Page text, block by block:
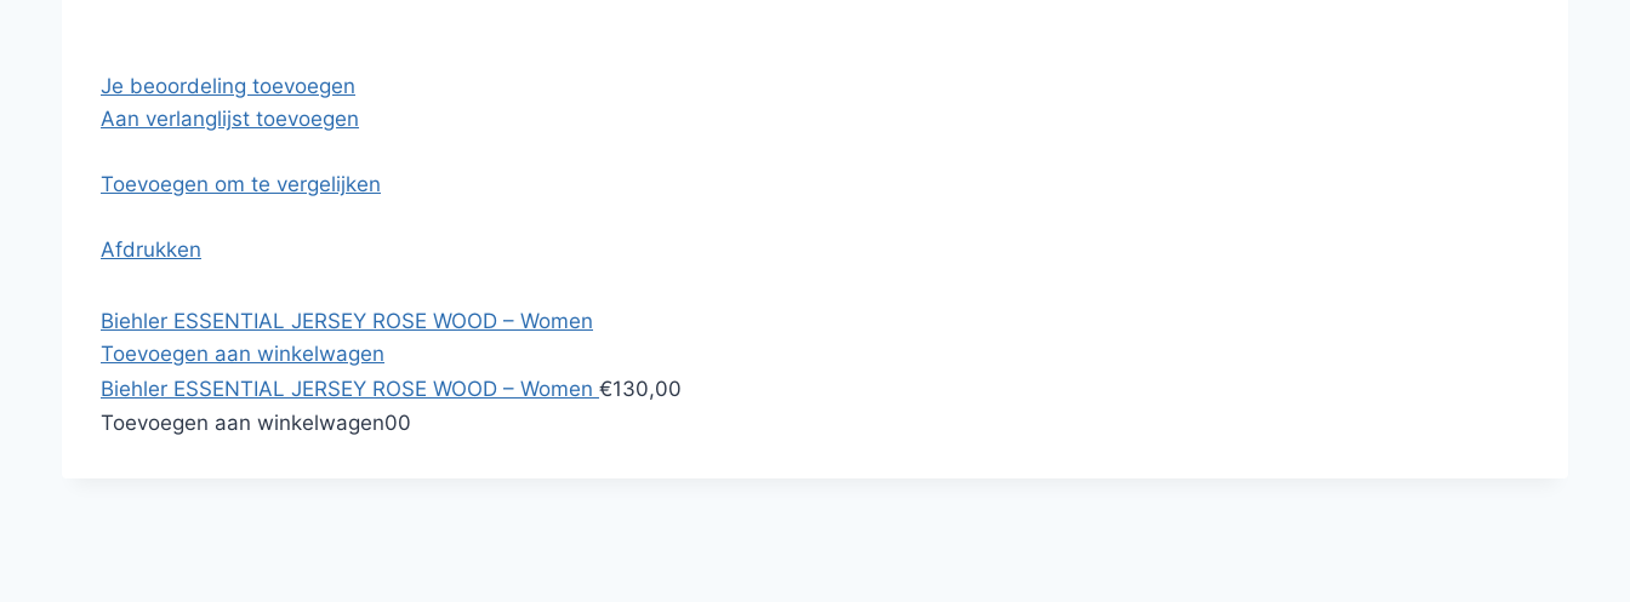
Je beoordeling toevoegen
Aan verlanglijst toevoegen
Toevoegen om te vergelijken
Afdrukken
Biehler ESSENTIAL JERSEY ROSE WOOD – Women
Toevoegen aan winkelwagen
Biehler ESSENTIAL JERSEY ROSE WOOD – Women €130,00
Toevoegen aan winkelwagen00